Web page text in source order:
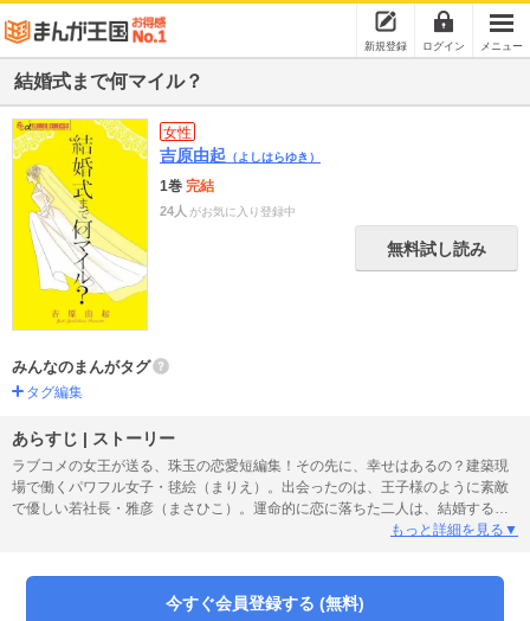
新規登録 ログイン メニュー
結婚式まで何マイル？
女性
吉原由起 （よしはらゆき）
1巻 完結
24人 がお気に入り登録中
無料試し読み
みんなのまんがタグ
タグ編集
あらすじ | ストーリー
ラブコメの女王が送る、珠玉の恋愛短編集！その先に、幸せはあるの？建築現
場で働くパワフル女子・毬絵（まりえ）。出会ったのは、王子様のように素敵
で優しい若社長・雅彦（まさひこ）。運命的に恋に落ちた二人は、結婚するこ
とに！ でも結構式までの道のりは、一筋縄ではいかなくて…!? 表題作の
「恋する恐竜」の全６編収録。ラブコメの女王・吉原由起が贈る、笑いあり、
涙ありの珠玉の恋愛よみきり集♪
もっと詳細を見る▼
今すぐ会員登録する (無料)